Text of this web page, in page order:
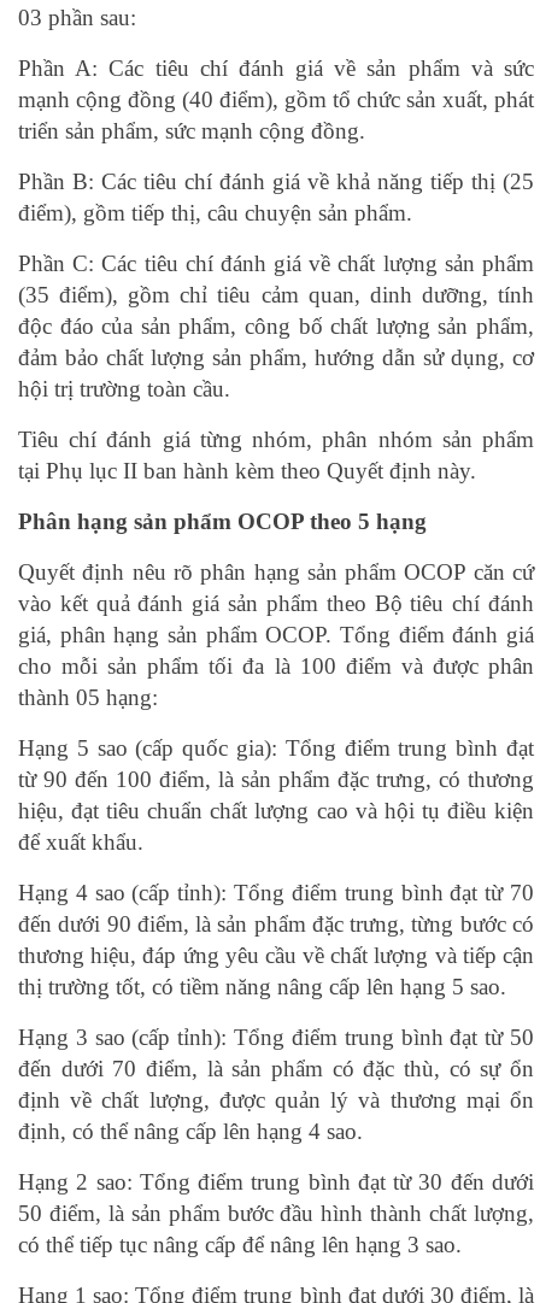
03 phần sau:
Phần A: Các tiêu chí đánh giá về sản phẩm và sức
mạnh cộng đồng (40 điểm), gồm tổ chức sản xuất, phát
triển sản phẩm, sức mạnh cộng đồng.
Phần B: Các tiêu chí đánh giá về khả năng tiếp thị (25
điểm), gồm tiếp thị, câu chuyện sản phẩm.
Phần C: Các tiêu chí đánh giá về chất lượng sản phẩm
(35 điểm), gồm chỉ tiêu cảm quan, dinh dưỡng, tính
độc đáo của sản phẩm, công bố chất lượng sản phẩm,
đảm bảo chất lượng sản phẩm, hướng dẫn sử dụng, cơ
hội trị trường toàn cầu.
Tiêu chí đánh giá từng nhóm, phân nhóm sản phẩm
tại Phụ lục II ban hành kèm theo Quyết định này.
Phân hạng sản phẩm OCOP theo 5 hạng
Quyết định nêu rõ phân hạng sản phẩm OCOP căn cứ
vào kết quả đánh giá sản phẩm theo Bộ tiêu chí đánh
giá, phân hạng sản phẩm OCOP. Tổng điểm đánh giá
cho mỗi sản phẩm tối đa là 100 điểm và được phân
thành 05 hạng:
Hạng 5 sao (cấp quốc gia): Tổng điểm trung bình đạt
từ 90 đến 100 điểm, là sản phẩm đặc trưng, có thương
hiệu, đạt tiêu chuẩn chất lượng cao và hội tụ điều kiện
để xuất khẩu.
Hạng 4 sao (cấp tỉnh): Tổng điểm trung bình đạt từ 70
đến dưới 90 điểm, là sản phẩm đặc trưng, từng bước có
thương hiệu, đáp ứng yêu cầu về chất lượng và tiếp cận
thị trường tốt, có tiềm năng nâng cấp lên hạng 5 sao.
Hạng 3 sao (cấp tỉnh): Tổng điểm trung bình đạt từ 50
đến dưới 70 điểm, là sản phẩm có đặc thù, có sự ổn
định về chất lượng, được quản lý và thương mại ổn
định, có thể nâng cấp lên hạng 4 sao.
Hạng 2 sao: Tổng điểm trung bình đạt từ 30 đến dưới
50 điểm, là sản phẩm bước đầu hình thành chất lượng,
có thể tiếp tục nâng cấp để nâng lên hạng 3 sao.
Hạng 1 sao: Tổng điểm trung bình đạt dưới 30 điểm, là